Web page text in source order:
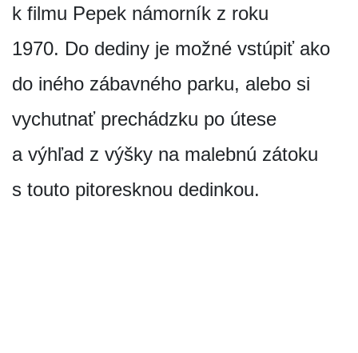
k filmu Pepek námorník z roku
1970. Do dediny je možné vstúpiť ako
do iného zábavného parku, alebo si
vychutnať prechádzku po útese
a výhľad z výšky na malebnú zátoku
s touto pitoresknou dedinkou.